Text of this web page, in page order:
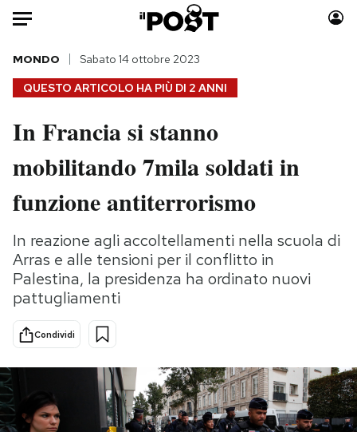
Auto
HOME
Italia
Politica
Tecnologia
Scienza
Cultura
Economia
Sport
Moda
Consumismi
Storie/Idee
Media
Europa
PODCAST
QUESTO ARTICOLO HA PIÙ DI 2 ANNI
MONDO Sabato 14 ottobre 2023
In Francia si stanno
mobilitando 7mila soldati in
funzione antiterrorismo
In reazione agli accoltellamenti nella scuola di
Arras e alle tensioni per il conflitto in
Palestina, la presidenza ha ordinato nuovi
pattugliamenti
Condividi